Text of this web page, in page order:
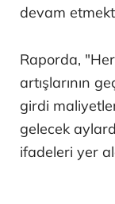
devam
Raporda,
artışlarının
girdi
gelecek
ifadeleri yer